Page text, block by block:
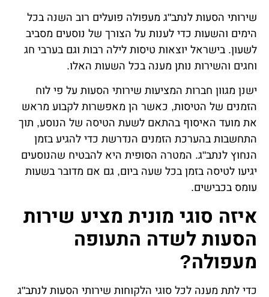
שירותי הסעות לנתב"ג מעפולה פועלים רוב השנה בכל
הימים והשעות כדי לענות על הצורך של נוסעים מסביב
לשעון. בישראל יוצאות טיסות לילה רבות וגם בערבי חג
וחגים והשירות נותן מענה בכל השעות האלו.
ישנן מגוון חברות המציעות שירותי הסעות על פי לוח
הזמנים של הטיסות, כאשר הן מאפשרות לקבוע מראש
את מועד האיסוף בהתאם לשעת הטיסה של הנוסע, תוך
התחשבות בהערכת הזמנים הנדרשת כדי להגיע בזמן
הנחוץ לנתב"ג. המטרה הסופית היא להבטיח שהנוסעים
יגיעו לטיסה בזמן בכל שעה ביום, גם אם מדובר בשעות
עומס בכבישים.
איזה סוגי מונית מציע שירות
הסעות לשדה התעופה
מעפולה?
כדי לתת מענה לכל סוגי הלקוחות שירותי הסעות לנתב"ג